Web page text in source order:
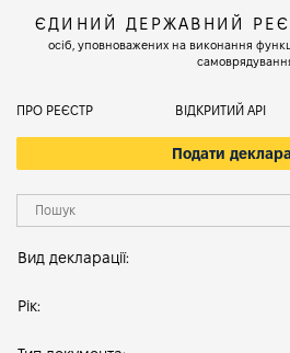
ЄДИНИЙ ДЕРЖАВНИЙ
осіб, уповноважених на виконання
ПРО РЕЄСТР ВІДКРИТИЙ АРІ
Подати
Вид декларації:
Рік: